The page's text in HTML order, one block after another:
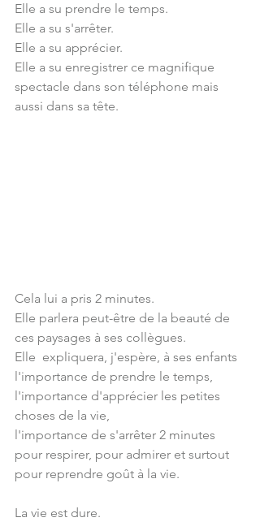
Elle a su prendre le temps.
Elle a su s'arrêter.
Elle a su apprécier.
Elle a su enregistrer ce magnifique
spectacle dans son téléphone mais
aussi dans sa tête.
Cela lui a pris 2 minutes.
Elle parlera peut-être de la beauté de
ces paysages à ses collègues.
Elle  expliquera, j'espère, à ses enfants
l'importance de prendre le temps,
l'importance d'apprécier les petites
choses de la vie,
l'importance de s'arrêter 2 minutes
pour respirer, pour admirer et surtout
pour reprendre goût à la vie.
La vie est dure.